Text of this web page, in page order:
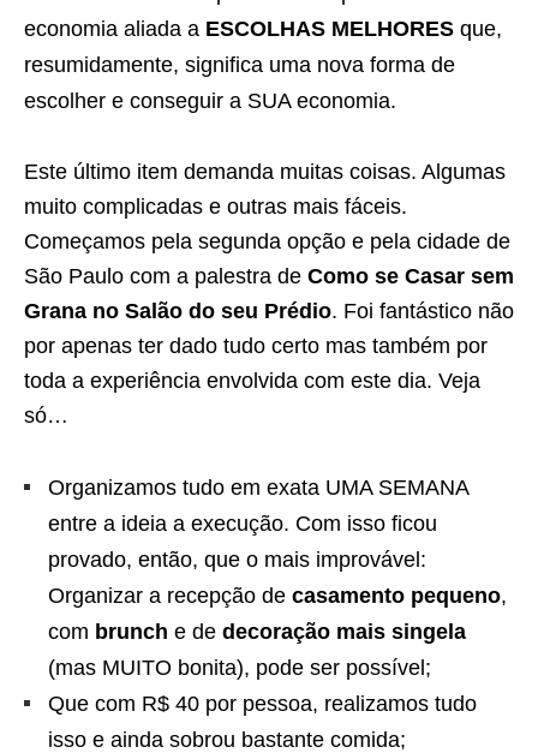
economia aliada a ESCOLHAS MELHORES que,
resumidamente, significa uma nova forma de
escolher e conseguir a SUA economia.
Este último item demanda muitas coisas. Algumas
muito complicadas e outras mais fáceis.
Começamos pela segunda opção e pela cidade de
São Paulo com a palestra de Como se Casar sem
Grana no Salão do seu Prédio. Foi fantástico não
por apenas ter dado tudo certo mas também por
toda a experiência envolvida com este dia. Veja
só…
Organizamos tudo em exata UMA SEMANA
entre a ideia a execução. Com isso ficou
provado, então, que o mais improvável:
Organizar a recepção de casamento pequeno,
com brunch e de decoração mais singela
(mas MUITO bonita), pode ser possível;
Que com R$ 40 por pessoa, realizamos tudo
isso e ainda sobrou bastante comida;